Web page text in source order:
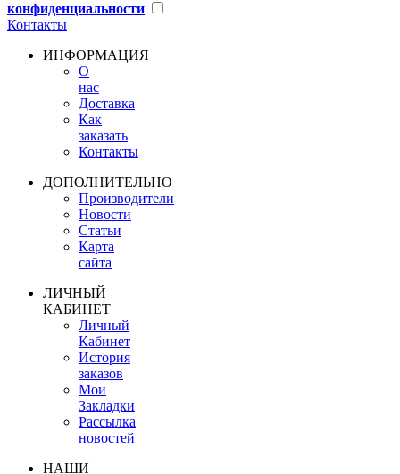
конфиденциальности
Контакты
ИНФОРМАЦИЯ
О
нас
Доставка
Как
заказать
Контакты
ДОПОЛНИТЕЛЬНО
Производители
Новости
Статьи
Карта
сайта
ЛИЧНЫЙ
КАБИНЕТ
Личный
Кабинет
История
заказов
Мои
Закладки
Рассылка
новостей
НАШИ